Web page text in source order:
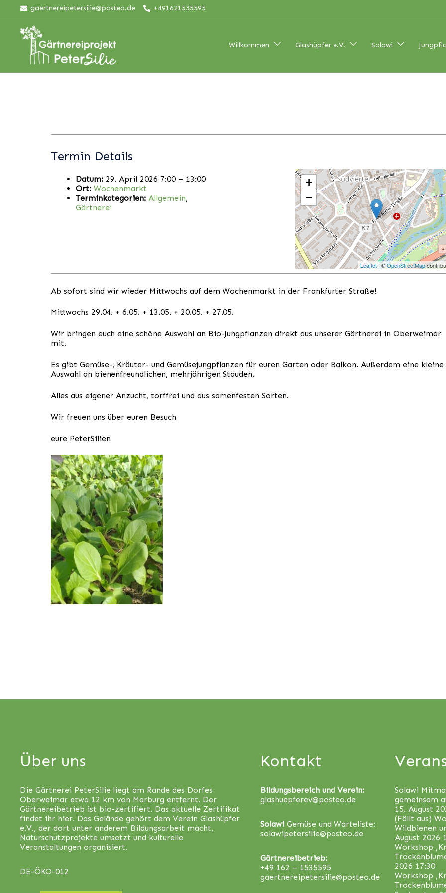
gaertnereipetersilie@posteo.de +491621535595
Willkommen Glashüpfer e.V. Solawi
Termin Details
Datum: 29. April 2026 7:00 – 13:00
Ort: Wochenmarkt
Terminkategorien: Allgemein,
Gärtnerei
+
−
Leaflet| ©OpenStreetMap
Ab sofort sind wir wieder Mittwochs auf dem Wochenmarkt in der Frankfurter Straße!
Mittwochs 29.04. + 6.05. + 13.05. + 20.05. + 27.05.
Wir bringen euch eine schöne Auswahl an Bio-Jungpflanzen direkt aus unserer Gärtnerei in Oberweimar
mit.
Es gibt Gemüse-, Kräuter- und Gemüsejungpflanzen für euren Garten oder Balkon. Außerdem eine kleine
Auswahl an bienenfreundlichen, mehrjährigen Stauden.
Alles aus eigener Anzucht, torffrei und aus samenfesten Sorten.
Wir freuen uns über euren Besuch
eure PeterSilien
Über uns
Die Gärtnerei PeterSilie liegt am Rande des Dorfes
Oberweimar etwa 12 km von Marburg entfernt. Der
Gärtnereibetrieb ist bio-zertifiert. Das aktuelle Zertifikat
findet ihr hier. Das Gelände gehört dem Verein Glashüpfer
e.V., der dort unter anderem Bildungsarbeit macht,
Naturschutzprojekte umsetzt und kulturelle
Veranstaltungen organisiert.
DE-ÖKO-012
Kontakt
Bildungsbereich und Verein:
glashuepferev@posteo.de
Solawi Gemüse und Warteliste:
solawipetersilie@posteo.de
Gärtnereibetrieb:
+49 162 – 1535595
gaertnereipetersilie@posteo.de
Solawi
gemeinsam
15. August
(Fällt aus)
Wildbienen
August 2026
Workshop
2026 17:30
Workshop